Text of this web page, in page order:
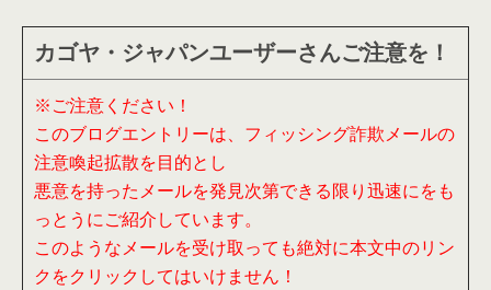
カゴヤ・ジャパンユーザーさんご注意を！
※ご注意ください！
このブログエントリーは、フィッシング詐欺メールの
注意喚起拡散を目的とし
悪意を持ったメールを発見次第できる限り迅速にをも
っとうにご紹介しています。
このようなメールを受け取っても絶対に本文中のリン
クをクリックしてはいけません！